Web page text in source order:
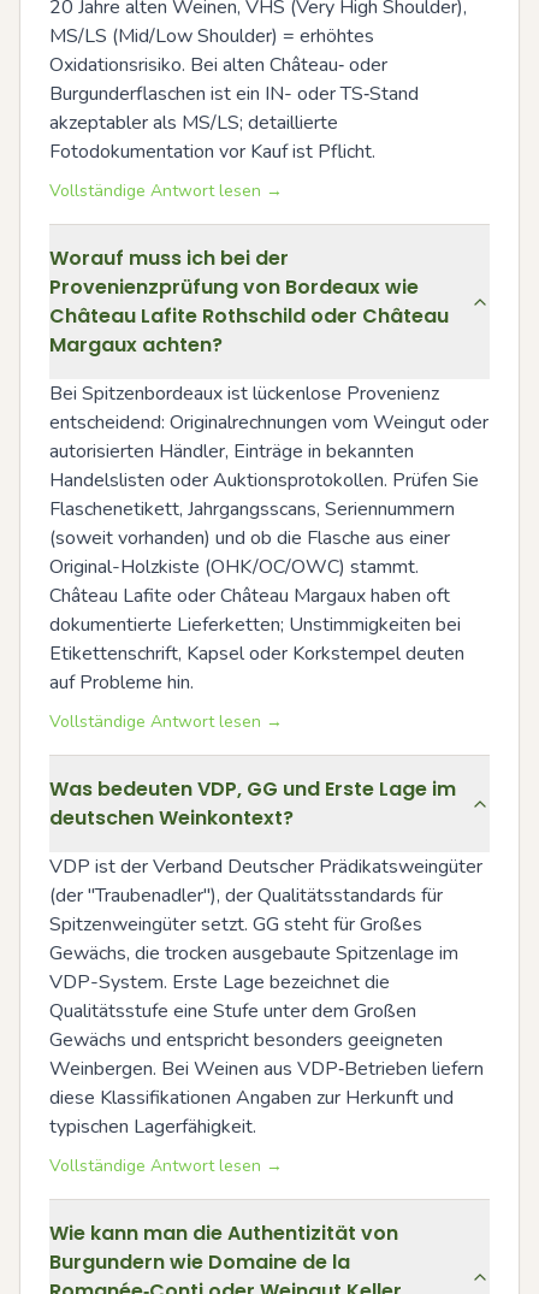
20 Jahre alten Weinen, VHS (Very High Shoulder),
MS/LS (Mid/Low Shoulder) = erhöhtes
Oxidationsrisiko. Bei alten Château‑ oder
Burgunderflaschen ist ein IN- oder TS‑Stand
akzeptabler als MS/LS; detaillierte
Fotodokumentation vor Kauf ist Pflicht.
Vollständige Antwort lesen →
Worauf muss ich bei der
Provenienzprüfung von Bordeaux wie
Château Lafite Rothschild oder Château
Margaux achten?
Bei Spitzenbordeaux ist lückenlose Provenienz
entscheidend: Originalrechnungen vom Weingut oder
autorisierten Händler, Einträge in bekannten
Handelslisten oder Auktionsprotokollen. Prüfen Sie
Flaschenetikett, Jahrgangsscans, Seriennummern
(soweit vorhanden) und ob die Flasche aus einer
Original-Holzkiste (OHK/OC/OWC) stammt.
Château Lafite oder Château Margaux haben oft
dokumentierte Lieferketten; Unstimmigkeiten bei
Etikettenschrift, Kapsel oder Korkstempel deuten
auf Probleme hin.
Vollständige Antwort lesen →
Was bedeuten VDP, GG und Erste Lage im
deutschen Weinkontext?
VDP ist der Verband Deutscher Prädikatsweingüter
(der "Traubenadler"), der Qualitätsstandards für
Spitzenweingüter setzt. GG steht für Großes
Gewächs, die trocken ausgebaute Spitzenlage im
VDP-System. Erste Lage bezeichnet die
Qualitätsstufe eine Stufe unter dem Großen
Gewächs und entspricht besonders geeigneten
Weinbergen. Bei Weinen aus VDP‑Betrieben liefern
diese Klassifikationen Angaben zur Herkunft und
typischen Lagerfähigkeit.
Vollständige Antwort lesen →
Wie kann man die Authentizität von
Burgundern wie Domaine de la